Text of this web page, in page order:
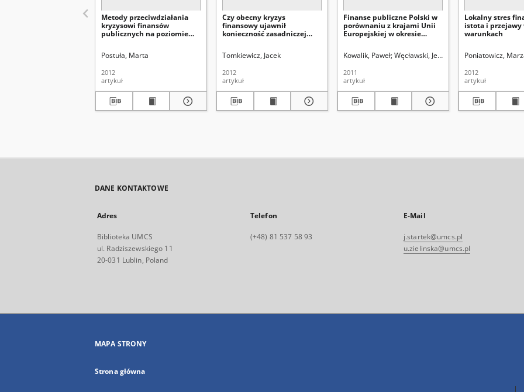
Metody przeciwdziałania
kryzysowi finansów
publicznych na poziomie
odniesieniu do sektora
Postuła, Marta
2012
artykuł
Czy obecny kryzys
finansowy ujawnił
konieczność zasadniczej
w Polsce?
Tomkiewicz, Jacek
2012
artykuł
Finanse publiczne Polski w
porównaniu z krajami Unii
Europejskiej w okresie
Kowalik, Paweł Węcławski, Jerzy (1953-). Red.
2011
artykuł
Lokalny stres
istota i przejawy
warunkach
Poniatowicz,
2012
artykuł
DANE KONTAKTOWE
Adres
Biblioteka UMCS
ul. Radziszewskiego 11
20-031 Lublin, Poland
Telefon
(+48) 81 537 58 93
E-Mail
j.startek@umcs.pl
u.zielinska@umcs.pl
MAPA STRONY
Strona główna